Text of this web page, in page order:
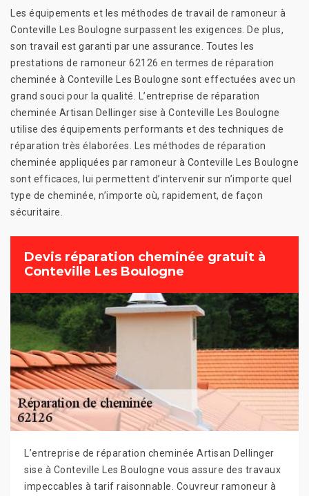
Les équipements et les méthodes de travail de ramoneur à
Conteville Les Boulogne surpassent les exigences. De plus,
son travail est garanti par une assurance. Toutes les
prestations de ramoneur 62126 en termes de réparation
cheminée à Conteville Les Boulogne sont effectuées avec un
grand souci pour la qualité. L’entreprise de réparation
cheminée Artisan Dellinger sise à Conteville Les Boulogne
utilise des équipements performants et des techniques de
réparation très élaborées. Les méthodes de réparation
cheminée appliquées par ramoneur à Conteville Les Boulogne
sont efficaces, lui permettent d’intervenir sur n’importe quel
type de cheminée, n’importe où, rapidement, de façon
sécuritaire.
Devis réparation cheminée gratuit à
Conteville Les Boulogne
L’entreprise de réparation cheminée Artisan Dellinger
sise à Conteville Les Boulogne vous assure des travaux
impeccables à tarif raisonnable. Couvreur ramoneur à